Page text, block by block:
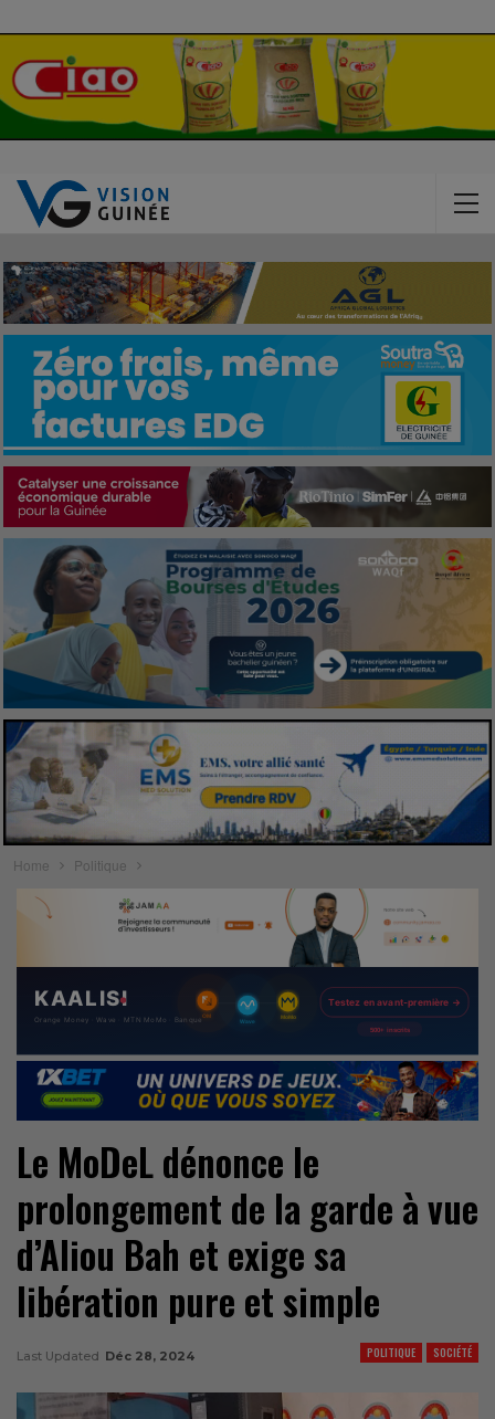
Home Politique
Le MoDeL dénonce le
prolongement de la garde à vue
d’Aliou Bah et exige sa
libération pure et simple
POLITIQUE SOCIÉTÉ
Last Updated Déc 28, 2024